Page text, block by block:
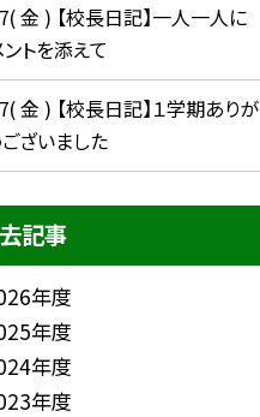
金 ) 【校長日記】一人一人に
トを添えて
金 ) 【校長日記】１学期ありが
ございました
記事
年度
年度
年度
年度